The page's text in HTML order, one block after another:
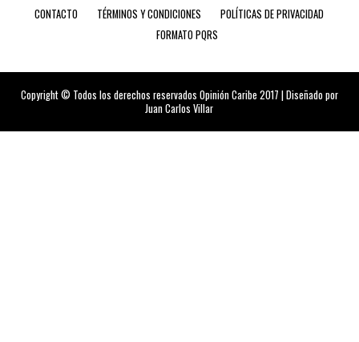
CONTACTO TÉRMINOS Y CONDICIONES
POLÍTICAS DE PRIVACIDAD
FORMATO PQRS
Copyright © Todos los derechos reservados Opinión Caribe 2017 | Diseñado por
Juan Carlos Villar